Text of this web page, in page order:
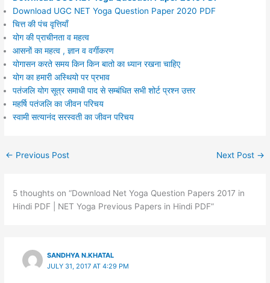
Download UGC NET Yoga Question Paper 2020 PDF
चित्त की पंच वृत्तियाँ
योग की प्राचीनता व महत्व
आसनों का महत्व , ज्ञान व वर्गीकरण
योगासन करते समय किन किन बातो का ध्यान रखना चाहिए
योग का हमारी अस्थियो पर प्रभाव
पतंजलि योग सूत्र समाधी पाद से सम्बंधित सभी शोर्ट प्रश्न उत्तर
महर्षि पतंजलि का जीवन परिचय
स्वामी सत्यानंद सरस्वती का जीवन परिचय
← Previous Post Next Post →
5 thoughts on “Download Net Yoga Question Papers 2017 in
Hindi PDF | NET Yoga Previous Papers in Hindi PDF”
SANDHYA N.KHATAL
JULY 31, 2017 AT 4:29 PM